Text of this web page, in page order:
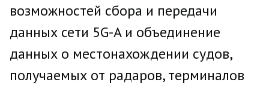
возможностей сбора и передачи
данных сети 5G-A и объединение
данных о местонахождении судов,
получаемых от радаров, терминалов